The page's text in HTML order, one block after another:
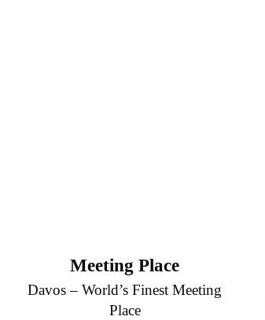
Meeting Place
Davos – World’s Finest Meeting
Place